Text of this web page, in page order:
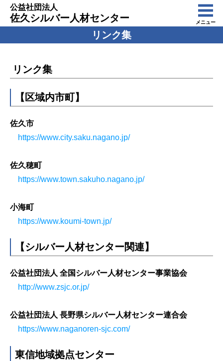
公益社団法人
佐久シルバー人材センター メニュー
リンク集
リンク集
【区域内市町】
佐久市
https://www.city.saku.nagano.jp/
佐久穂町
https://www.town.sakuho.nagano.jp/
小海町
https://www.koumi-town.jp/
【シルバー人材センター関連】
公益社団法人 全国シルバー人材センター事業協会
http://www.zsjc.or.jp/
公益社団法人 長野県シルバー人材センター連合会
https://www.naganoren-sjc.com/
東信地域拠点センター